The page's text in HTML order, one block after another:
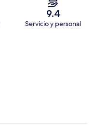
9.4
Servicio y personal